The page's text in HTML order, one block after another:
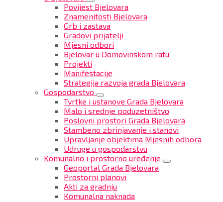
Povijest Bjelovara
Znamenitosti Bjelovara
Grb i zastava
Gradovi prijatelji
Mjesni odbori
Bjelovar u Domovinskom ratu
Projekti
Manifestacije
Strategija razvoja grada Bjelovara
Gospodarstvo
Tvrtke i ustanove Grada Bjelovara
Malo i srednje poduzetništvo
Poslovni prostori Grada Bjelovara
Stambeno zbrinjavanje i stanovi
Upravljanje objektima Mjesnih odbora
Udruge u gospodarstvu
Komunalno i prostorno uređenje
Geoportal Grada Bjelovara
Prostorni planovi
Akti za gradnju
Komunalna naknada